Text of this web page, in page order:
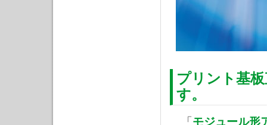
プリント基
す。
「 モジュール形